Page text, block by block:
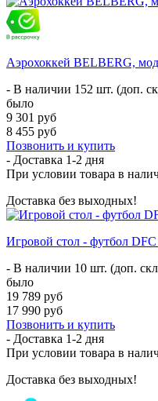
Аэрохоккей BELBERG,
- В наличии 152 шт. (доп.
было
9 301 руб
8 455 руб
Позвонить и купить
- Доставка 1-2 дня
При условии товара в
Доставка без выходных!
Игровой стол - футбол
- В наличии 10 шт. (доп.
было
19 789 руб
17 990 руб
Позвонить и купить
- Доставка 1-2 дня
При условии товара в
Доставка без выходных!